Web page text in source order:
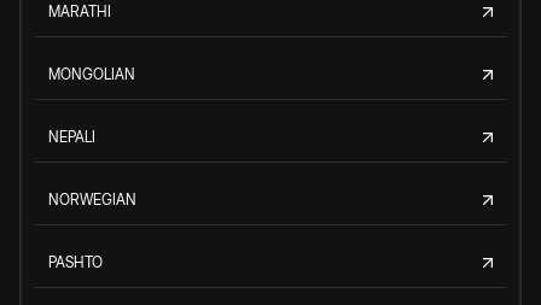
MARATHI
MONGOLIAN
NEPALI
NORWEGIAN
PASHTO